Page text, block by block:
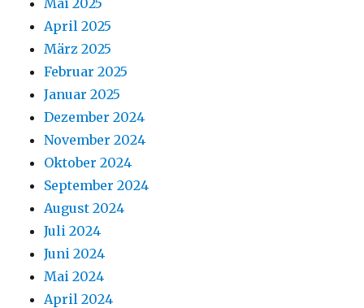
April 2025
März 2025
Februar 2025
Januar 2025
Dezember 2024
November 2024
Oktober 2024
September 2024
August 2024
Juli 2024
Juni 2024
Mai 2024
April 2024